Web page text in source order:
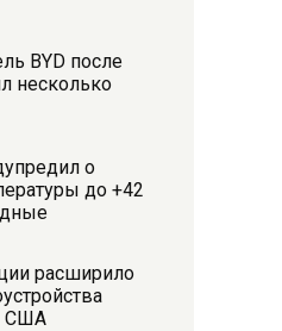
BYD после
несколько
о
до +42
расширило
США